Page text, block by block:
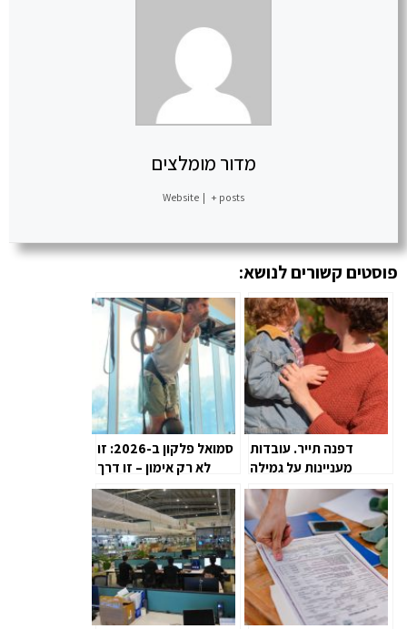
מדור מומלצים
Website | + posts
פוסטים קשורים לנושא:
דפנה תייר. עובדות
מעניינות על גמילה
מחיתולים
סמואל פלקון ב-2026: זו
לא רק אימון – זו דרך
חיים